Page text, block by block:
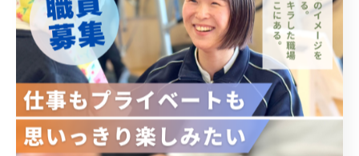
ましょう。例えば「夜間の見守りが大変」「入浴の介助
方法が分からない」といった悩みを具体的に伝えること
で、より的確なアドバイスやサービス提案を受けること
ができます。
また、相談後のフォロー体制も充実しています。必要に
応じてケアマネジャーが家庭訪問を行い、サービス利用